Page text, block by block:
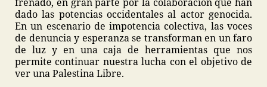
dado las potencias occidentales al actor genocida.
En un escenario de impotencia colectiva, las voces
de denuncia y esperanza se transforman en un faro
de luz y en una caja de herramientas que nos
permite continuar nuestra lucha con el objetivo de
ver una Palestina Libre.